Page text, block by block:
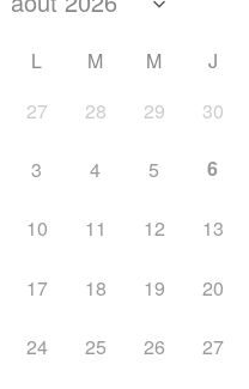
L M M J
27
28 29 30
3 4 5 6
10 11 12 13
17 18 19 20
24 25 26 27